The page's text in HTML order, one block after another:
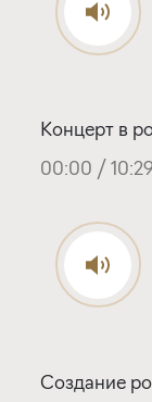
Концерт в
00:00 /10:29
Создание